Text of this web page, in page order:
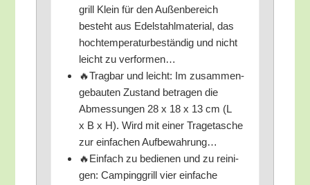
grill Klein für den Außen­be­reich
besteht aus Edel­stahl­ma­te­ri­al, das
hoch­tem­pe­ra­tur­be­stän­dig und nicht
leicht zu verformen…
🔥Trag­bar und leicht: Im zusam­men­
ge­bau­ten Zustand betra­gen die
Abmes­sun­gen 28 x 18 x 13 cm (L
x B x H). Wird mit einer Tra­ge­ta­sche
zur ein­fa­chen Aufbewahrung…
🔥Ein­fach zu bedie­nen und zu rei­ni­
gen: Cam­ping­grill vier ein­fa­che